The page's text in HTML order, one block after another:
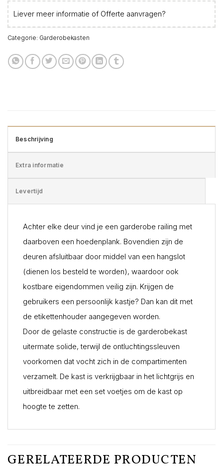
Liever meer informatie of Offerte aanvragen?
Categorie: Garderobekasten
Beschrijving
Extra informatie
Levertijd
Achter elke deur vind je een garderobe railing met
daarboven een hoedenplank. Bovendien zijn de
deuren afsluitbaar door middel van een hangslot
(dienen los besteld te worden), waardoor ook
kostbare eigendommen veilig zijn. Krijgen de
gebruikers een persoonlijk kastje? Dan kan dit met
de etikettenhouder aangegeven worden.
Door de gelaste constructie is de garderobekast
uitermate solide, terwijl de ontluchtingssleuven
voorkomen dat vocht zich in de compartimenten
verzamelt. De kast is verkrijgbaar in het lichtgrijs en
uitbreidbaar met een set voetjes om de kast op
hoogte te zetten.
GERELATEERDE PRODUCTEN